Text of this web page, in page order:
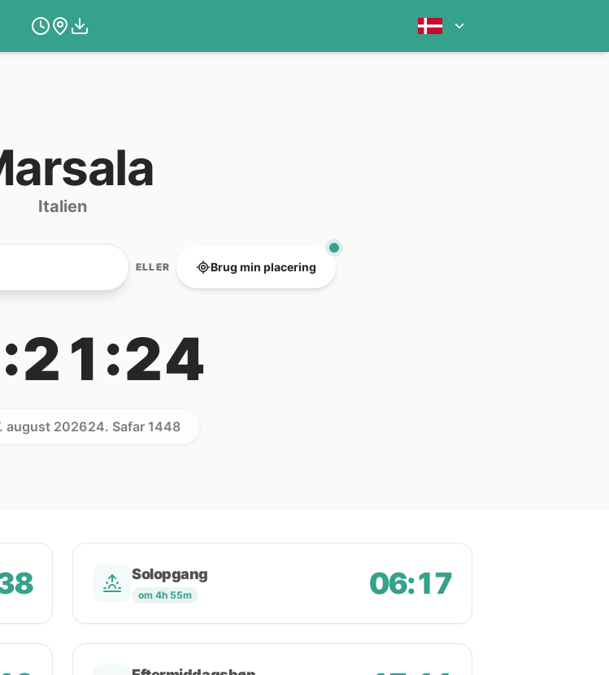
Italien
ELLER Brug min placering
august 202624. Safar 1448
Solopgang
om 4h 55m 06:17